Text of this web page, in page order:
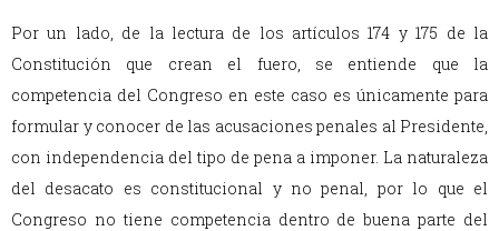
Por un lado, de la lectura de los artículos 174 y 175 de la
Constitución que crean el fuero, se entiende que la
competencia del Congreso en este caso es únicamente para
formular y conocer de las acusaciones penales al Presidente,
con independencia del tipo de pena a imponer. La naturaleza
del desacato es constitucional y no penal, por lo que el
Congreso no tiene competencia dentro de buena parte del